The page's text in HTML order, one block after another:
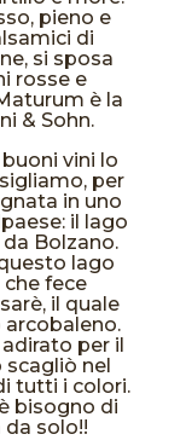
pieno e
di
si sposa
rosse e
è la
& Sohn.
vini lo
per
in uno
il lago
Bolzano.
lago
fece
il quale
per il
scagliò nel
tutti i colori.
bisogno di
solo!!